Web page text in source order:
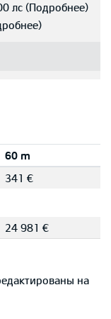
лс (Подробнее)
)
60 m
341 €
24 981 €
на